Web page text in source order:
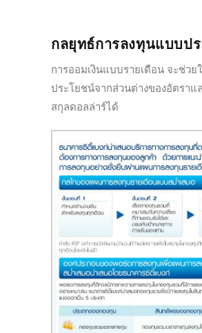
กลยุทธ์การลงทุนแบบปร
การออมเงินแบบรายเดือน จะช่วย
ประโยชน์จากส่วนต่างของอัตราแ
สกุลดอลล่าร์ได้